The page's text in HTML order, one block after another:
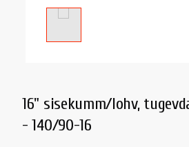
16" sisekumm/lohv,
- 140/90-16